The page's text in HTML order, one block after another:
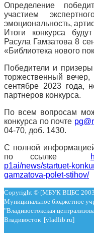
Определение
участием
эмоциональность,
Итоги конкурса
Расула Гамзатова 8
«Библиотека нового
Победители и
торжественный
сентябре 2023 года,
партнеров конкурса.
По всем вопросам
конкурса по почте
04-70, доб. 1430.
С полной
по ссылке
p1ai/news/startuet-
gamzatova-polet-stihov/
Copyright © [МБУК ВЦБС
Муниципальное бюджетное
"Владивостокская
Владивосток [vladlib.ru]